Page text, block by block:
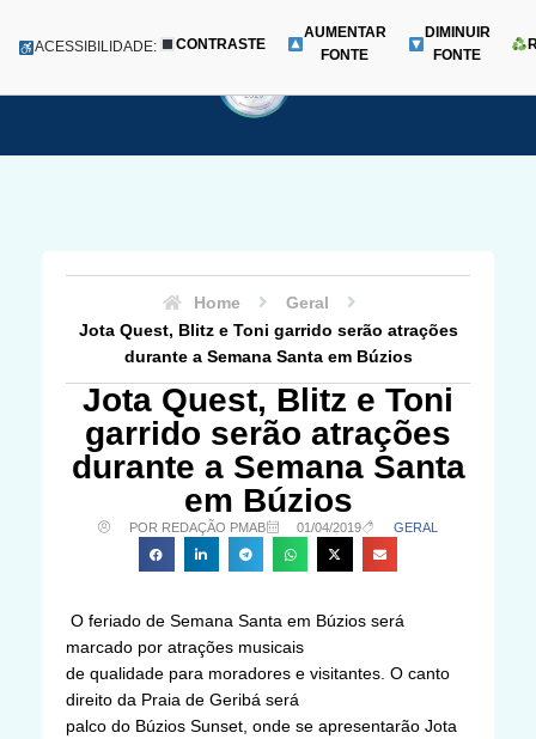
para
Menu
ACESSIBILIDADE: CONTRASTE
AUMENTAR
FONTE
DIMINUIR
FONTE
Home
Geral
Jota Quest, Blitz e Toni garrido serão atrações
durante a Semana Santa em Búzios
Jota Quest, Blitz e Toni
garrido serão atrações
durante a Semana Santa
em Búzios
POR REDAÇÃO PMAB 01/04/2019 GERAL
O feriado de Semana Santa em Búzios será
marcado por atrações musicais
de qualidade para moradores e visitantes. O canto
direito da Praia de Geribá será
palco do Búzios Sunset, onde se apresentarão Jota